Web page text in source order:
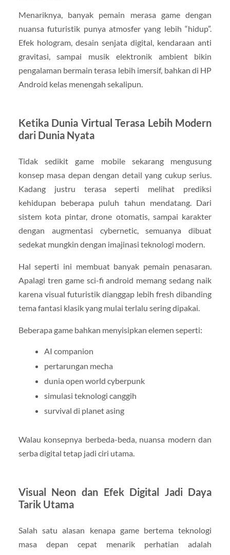
Menariknya, banyak pemain merasa game dengan
nuansa futuristik punya atmosfer yang lebih “hidup”.
Efek hologram, desain senjata digital, kendaraan anti
gravitasi, sampai musik elektronik ambient bikin
pengalaman bermain terasa lebih imersif, bahkan di HP
Android kelas menengah sekalipun.
Ketika Dunia Virtual Terasa Lebih Modern
dari Dunia Nyata
Tidak sedikit game mobile sekarang mengusung
konsep masa depan dengan detail yang cukup serius.
Kadang justru terasa seperti melihat prediksi
kehidupan beberapa puluh tahun mendatang. Dari
sistem kota pintar, drone otomatis, sampai karakter
dengan augmentasi cybernetic, semuanya dibuat
sedekat mungkin dengan imajinasi teknologi modern.
Hal seperti ini membuat banyak pemain penasaran.
Apalagi tren game sci-fi android memang sedang naik
karena visual futuristik dianggap lebih fresh dibanding
tema fantasi klasik yang mulai terlalu sering dipakai.
Beberapa game bahkan menyisipkan elemen seperti:
AI companion
pertarungan mecha
dunia open world cyberpunk
simulasi teknologi canggih
survival di planet asing
Walau konsepnya berbeda-beda, nuansa modern dan
serba digital tetap jadi ciri utama.
Visual Neon dan Efek Digital Jadi Daya
Tarik Utama
Salah satu alasan kenapa game bertema teknologi
masa depan cepat menarik perhatian adalah